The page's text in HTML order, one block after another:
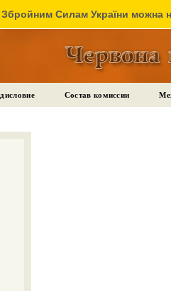
Силам України можна
Состав комиссии